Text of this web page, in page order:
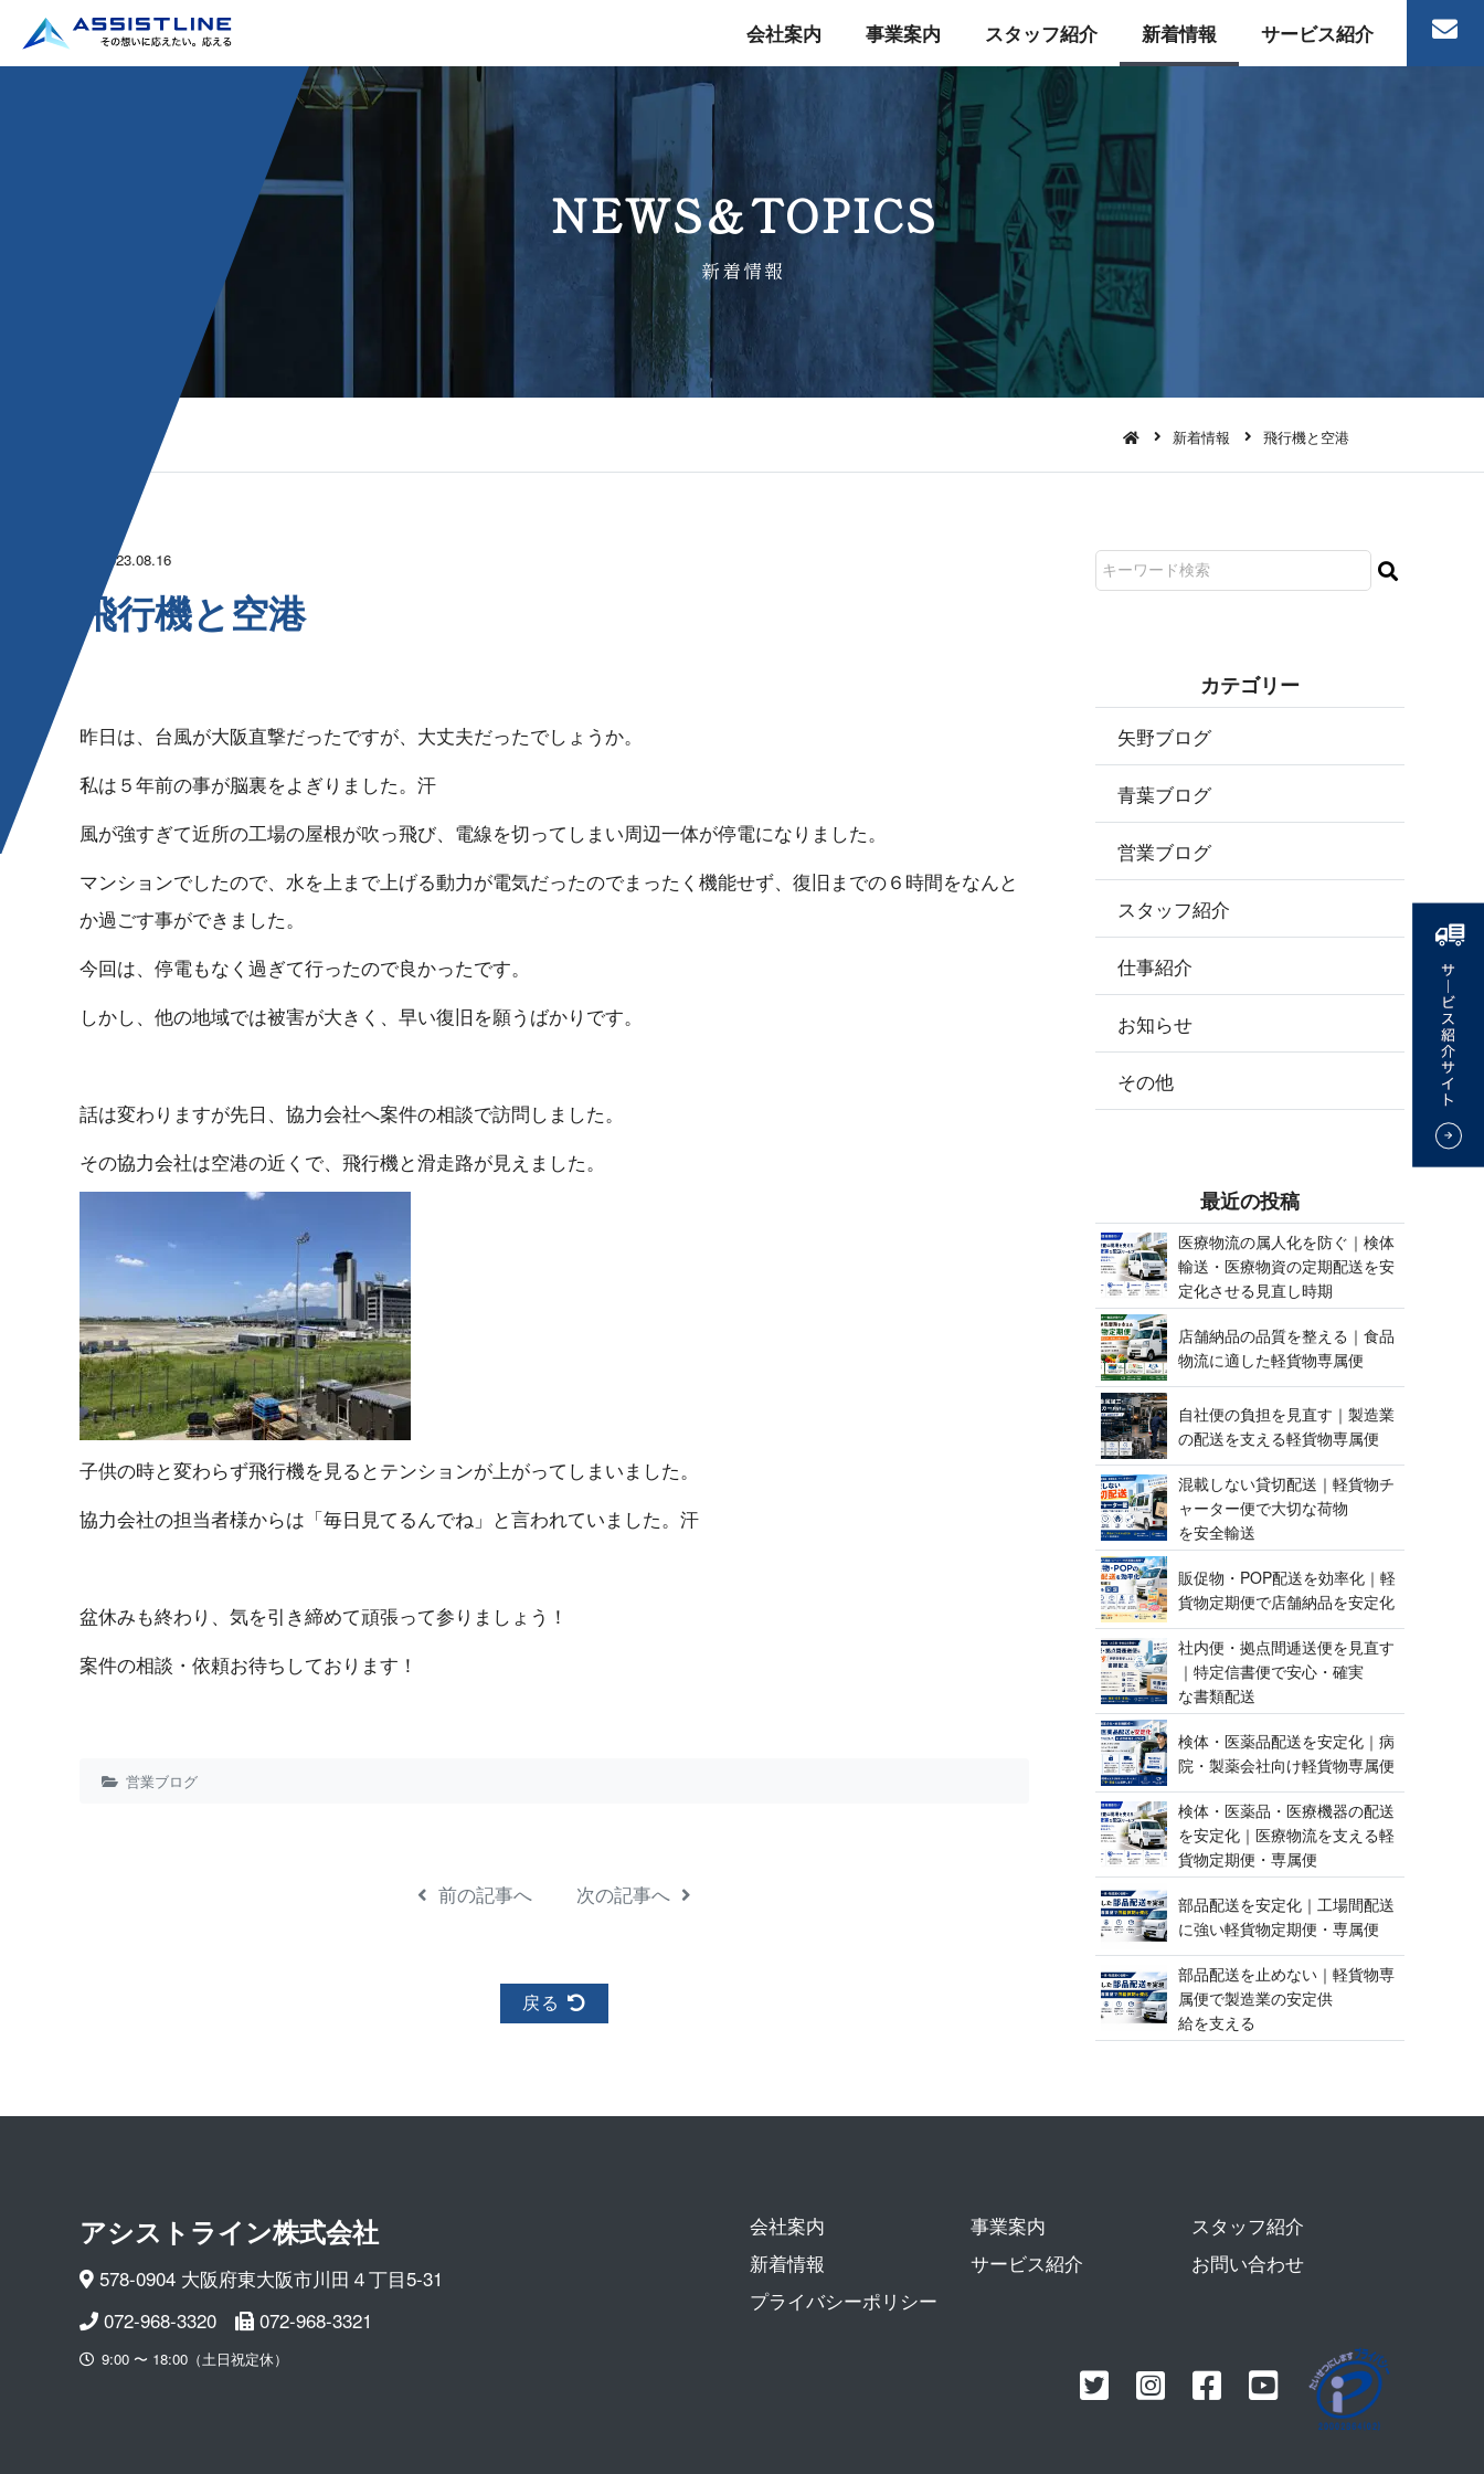
会社案内 事業案内 スタッフ紹介 新着情報 サービス紹介
NEWS＆TO P I C S
新 着 情 報
新着情報 飛行機と空港
2023.08.16
飛行 機 と 空 港
昨日は、台風が大阪直撃だったですが、大丈夫だったでし ょ う か 。
私は５年前の事が脳裏をよぎりま し た 。 汗
風が強すぎて近所の工場の屋根が吹っ飛び、電線を切ってしまい周辺一体が停電になり ま し た 。
マンションでしたので、水を上まで上げる動力が電気だったのでまったく機能せず、復旧までの６時間をなんと
か過ごす事ができ ま し た 。
今回は、停電もなく過ぎて行ったので良かっ た で す 。
しかし、他の地域では被害が大きく、早い復旧を願うばか り で す 。
話は変わりますが先日、協力会社へ案件の相談で訪問し ま し た 。
その協力会社は空港の近くで、飛行機と滑走路が見え ま し た 。
子供の時と変わらず飛行機を見るとテンションが上がってしまい ま し た 。
協力会社の担当者様からは「毎日見てるんでね」と言われていま し た 。 汗
盆休みも終わり、気を引き締めて頑張って参りま し ょ う ！
案件の相談・依頼お待ちしてお り ま す ！
営業ブログ
前の記事へ 次の記事へ
戻る
カ テ ゴ リ ー
矢野ブログ
青葉ブログ
営業ブログ
スタッフ紹介
仕事紹介
お知らせ
その他
最 近 の 投 稿
医療物流の属人化を防ぐ｜検体
輸送・医療物資の定期配送を安
定化させる見 直 し 時 期
店舗納品の品質を整える｜食品
物流に適した軽貨 物 専 属 便
自社便の負担を見直す｜製造業
の配送を支える軽貨 物 専 属 便
混載しない貸切配送｜軽貨物チ
ャーター便で大切な荷物
を 安 全 輸 送
販促物・POP配送を効率化｜軽
貨物定期便で店舗納品 を 安 定 化
社内便・拠点間逓送便を見直す
｜特定信書便で安心・確実
な 書 類 配 送
検体・医薬品配送を安定化｜病
院・製薬会社向け軽貨 物 専 属 便
検体・医薬品・医療機器の配送
を安定化｜医療物流を支える軽
貨物定期便 ・ 専 属 便
部品配送を安定化｜工場間配送
に強い軽貨物定期便 ・ 専 属 便
部品配送を止めない｜軽貨物専
属便で製造業の安定供
給 を 支 え る
アシストライン 株 式 会 社
578-0904 大阪府東大阪市川田４丁目5-31
072-968-3320
072-968-3321
9:00 〜 18:00（土日祝定休）
会社案内 事業案内
スタッフ紹介
新着情報
サービス紹介
お問い合わせ
プライバシーポリシー